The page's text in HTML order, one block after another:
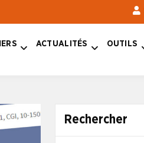
ACTUALITÉS OUTILS
Rechercher